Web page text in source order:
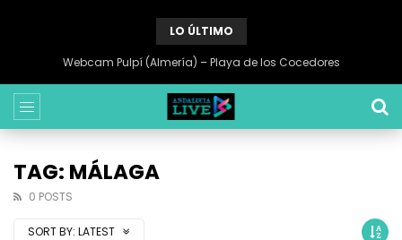
LO ÚLTIMO
Webcam Pulpí (Almería) – Playa de los Cocedores
TAG: MÁLAGA
0 POSTS
SORT BY: LATEST